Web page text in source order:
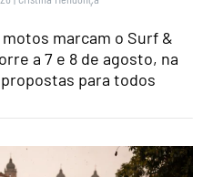
marcam o Surf &
a 7 e 8 de agosto, na
para todos